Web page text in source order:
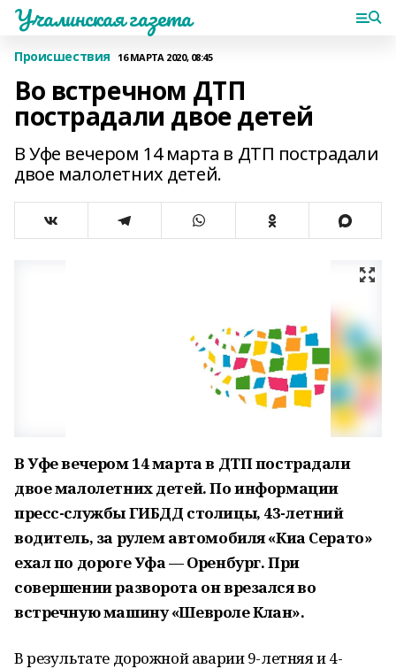
Учалинская газета
Происшествия 16 МАРТА 2020, 08:45
Во встречном ДТП
пострадали двое детей
В Уфе вечером 14 марта в ДТП пострадали
двое малолетних детей.
В Уфе вечером 14 марта в ДТП пострадали
двое малолетних детей. По информации
пресс-службы ГИБДД столицы, 43-летний
водитель, за рулем автомобиля «Киа Серато»
ехал по дороге Уфа — Оренбург. При
совершении разворота он врезался во
встречную машину «Шевроле Клан».
В результате дорожной аварии 9-летняя и 4-